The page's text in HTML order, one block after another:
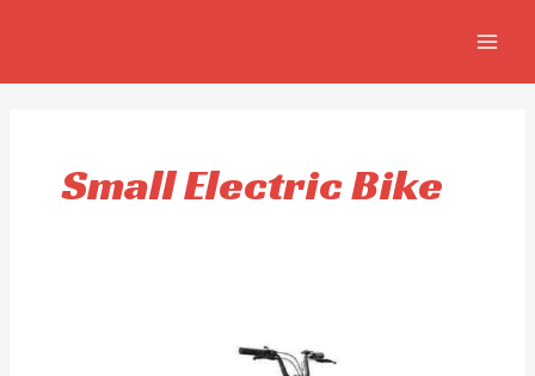
Small Electric Bike